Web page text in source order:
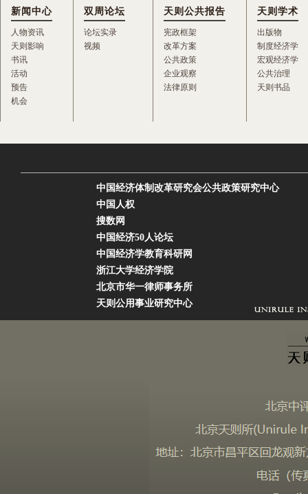
新闻中心
人物资讯
天则影响
书讯
活动
预告
机会
双周论坛
论坛实录
视频
天则公共报告
宪政框架
改革方案
公共政策
企业观察
法律原则
天则学术
出版物
制度经济学
宏观经济学
公共治理
天则书品
中国经济体制改革研究会公共政策研究中心
中国人权
搜数网
中国经济50人论坛
中国经济学教育科研网
浙江大学经济学院
北京市华一律师事务所
天则公用事业研究中心